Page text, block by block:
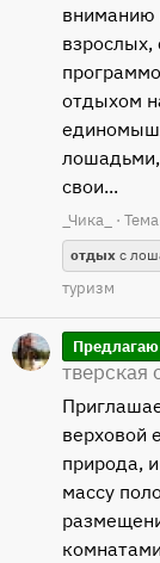
вниманию
отдыхом
лошадьми,
свои...
_Чика_ Тема
отдых с
туризм
Предлагаю
тверская
верховой
природа,
массу